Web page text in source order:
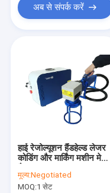
अब से संपर्क करें
हाई रेजोल्यूशन हैंडहेल्ड लेजर
कोडिंग और मार्किंग मशीन मेटल
मूल्य:Negotiated
MOQ:1 सेट